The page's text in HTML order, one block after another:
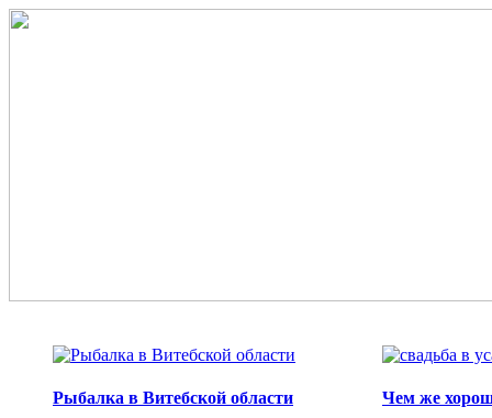
Перейти к основному содержанию
Рыбалка в Витебской области Чем же